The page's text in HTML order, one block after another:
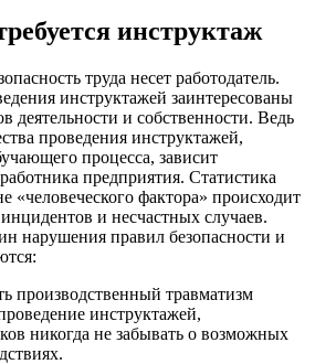
инструктаж
труда несет работодатель.
инструктажей заинтересованы
деятельности и собственности. Ведь
проведения инструктажей,
процесса, зависит
предприятия. Статистика
«человеческого фактора» происходит
и несчастных случаев.
нарушения правил безопасности и
производственный травматизм
инструктажей,
никогда не забывать о возможных